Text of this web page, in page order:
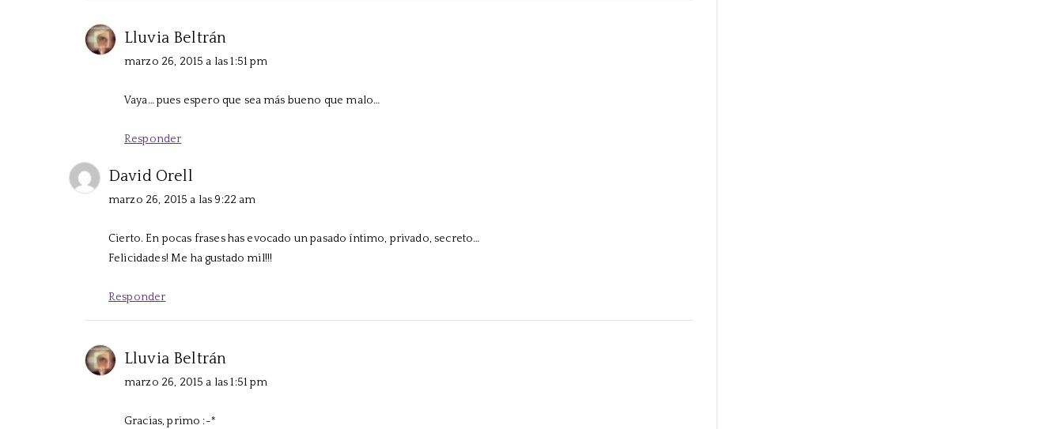
Lluvia Beltrán
marzo 26, 2015 a las 1:51 pm
Vaya… pues espero que sea más bueno que malo…
Responder
David Orell
marzo 26, 2015 a las 9:22 am
Cierto. En pocas frases has evocado un pasado íntimo, privado, secreto…
Felicidades! Me ha gustado mil!!!
Responder
Lluvia Beltrán
marzo 26, 2015 a las 1:51 pm
Gracias, primo :-*